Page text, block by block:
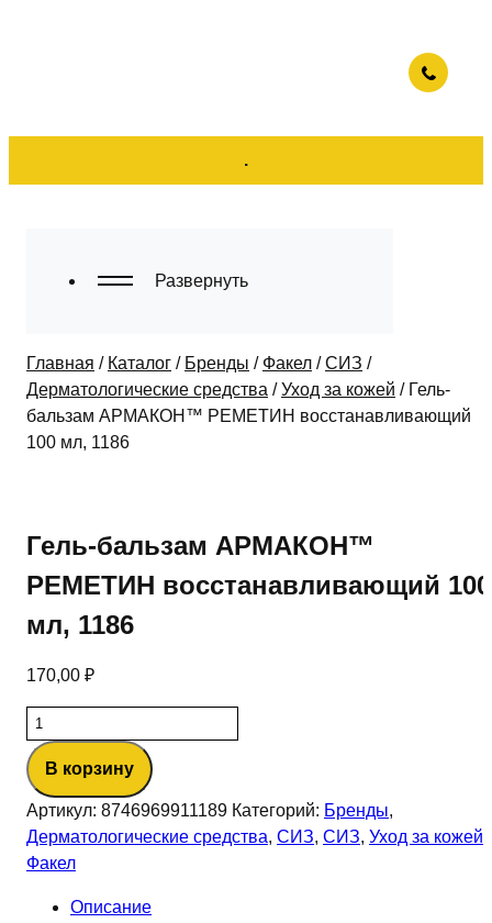
.
Главная / Каталог / Бренды / Факел /СИЗ /
Дерматологические средства /Уход за кожей / Гель-
бальзам АРМАКОН™ РЕМЕТИН восстанавливающий
100 мл, 1186
Гель-бальзам АРМАКОН™
РЕМЕТИН восстанавливающий 100
мл, 1186
170,00 ₽
Количество
товара
Гель-
бальзам
АРМАКОН™
РЕМЕТИН
восстанавливающий
100
В корзину
Артикул: 8746969911189 Категорий: Бренды,
Дерматологические средства, СИЗ, СИЗ, Уход за кожей
Факел
Описание
Развернуть